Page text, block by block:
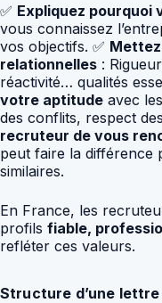
✅ Expliquez pourquoi
vous connaissez
vos objectifs. ✅
relationnelles :
réactivité… qualités
votre aptitude avec
des conflits, respect
recruteur de vous
peut faire la différence
similaires.
En France, les
profils fiable,
refléter ces valeurs.
Structure d’une